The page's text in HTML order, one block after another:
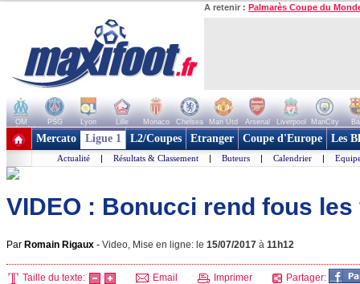
A retenir : Palmarès Coupe du
OM PSG Lyon Lille Monaco Chelsea Man Utd Arsenal Liverpool ManCity
+ de clubs
Mercato Ligue 1 L2/Coupes Etranger Coupe d'Europe Les
Actualité | Résultats & Classement | Buteurs | Calendrier |
VIDEO : Bonucci rend fous
Par Romain Rigaux - Video, Mise en ligne: le 15/07/2017 à 11h12
Taille du texte: Email Imprimer Partager: